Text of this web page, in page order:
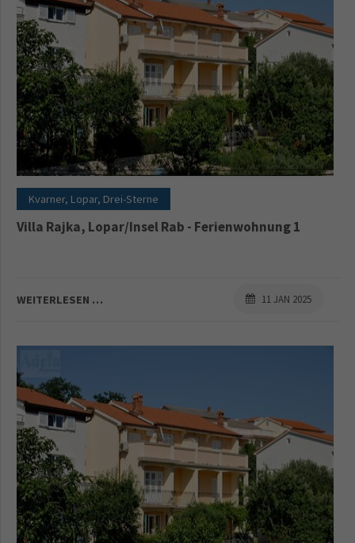
Kvarner, Lopar, Drei-Sterne
Villa Rajka, Lopar/Insel Rab - Ferienwohnung 1
WEITERLESEN … 11 JAN 2025